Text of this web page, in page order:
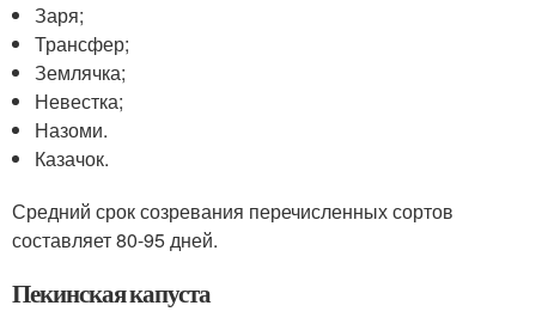
Заря;
Трансфер;
Землячка;
Невестка;
Назоми.
Казачок.
Средний срок созревания перечисленных сортов
составляет 80-95 дней.
Пекинская капуста